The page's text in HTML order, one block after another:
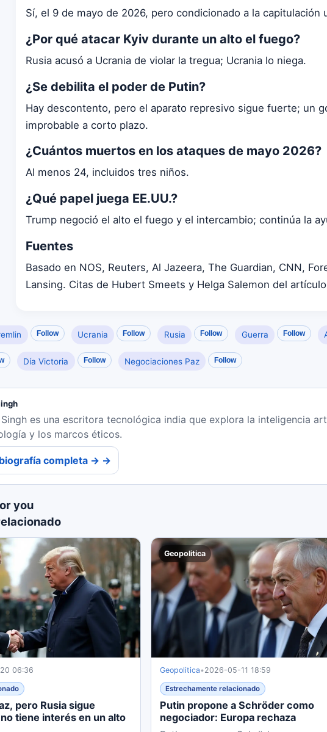
Sí, el 9 de mayo de 2026, pero condicionado a la capitulación
¿Por qué atacar Kyiv durante un alto el fuego?
Rusia acusó a Ucrania de violar la tregua; Ucrania lo niega.
¿Se debilita el poder de Putin?
Hay descontento, pero el aparato represivo sigue fuerte; un
improbable a corto plazo.
¿Cuántos muertos en los ataques de mayo 2026?
Al menos 24, incluidos tres niños.
¿Qué papel juega EE.UU.?
Trump negoció el alto el fuego y el intercambio; continúa la
Fuentes
Basado en NOS, Reuters, Al Jazeera, The Guardian, CNN,
Lansing. Citas de Hubert Smeets y Helga Salemon del
Follow Ucrania Follow Rusia Follow Guerra Follow
Día Victoria Follow Negociaciones Paz Follow
es una escritora tecnológica india que explora la inteligencia
y los marcos éticos.
completa → →
you
06:36
pero Rusia sigue
tiene interés en un alto
Geopolitica
Geopolitica•2026-05-11 18:59
Estrechamente relacionado
Putin propone a Schröder como
negociador: Europa rechaza